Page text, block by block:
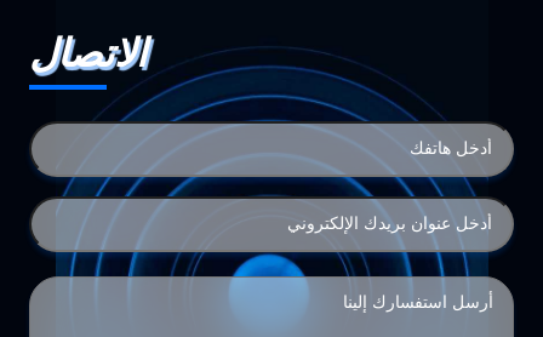
الاتصال